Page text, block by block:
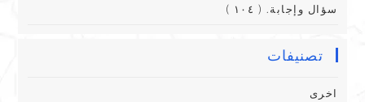
سؤال وإجابة. ( ١٠٤ )
تصنيفات
اخرى